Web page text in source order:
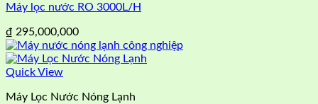
Máy lọc nước RO 3000L/H
₫ 295,000,000
Quick View
Máy Lọc Nước Nóng Lạnh